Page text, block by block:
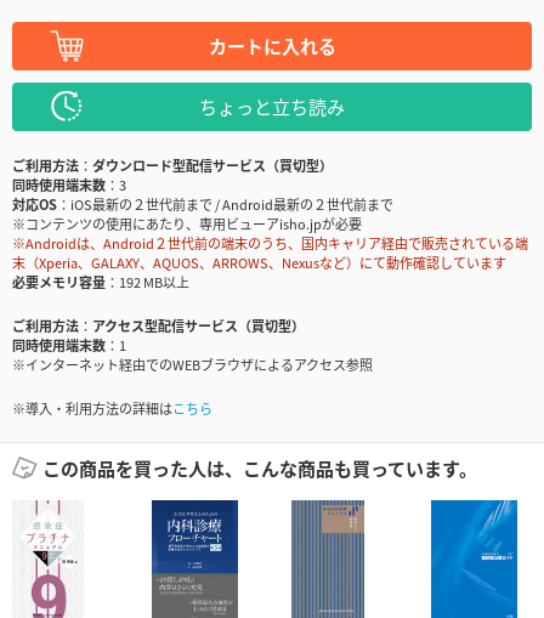
カートに入れる
ちょっと立ち読み
ご利用方法
ダウンロード型配信サービス（買切型）
同時使用端末数
3
対応OS
iOS最新の２世代前まで / Android最新の２世代前まで
※コンテンツの使用にあたり、専用ビューアisho.jpが必要
※Androidは、Android２世代前の端末のうち、国内キャリア経由で販売されている端
末（Xperia、GALAXY、AQUOS、ARROWS、Nexusなど）にて動作確認しています
必要メモリ容量
192 MB以上
ご利用方法
アクセス型配信サービス（買切型）
同時使用端末数
1
※インターネット経由でのWEBブラウザによるアクセス参照
※導入・利用方法の詳細はこちら
この商品を買った人は、こんな商品も買っています。